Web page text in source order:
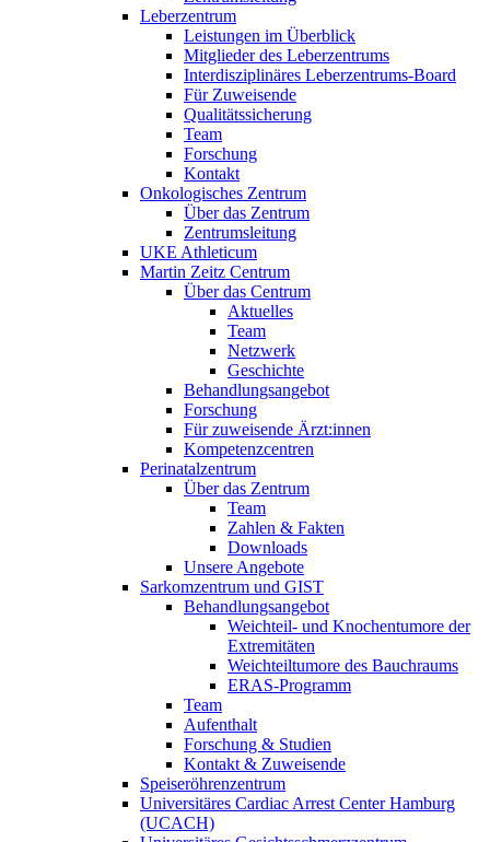
Leberzentrum
Leistungen im Überblick
Mitglieder des Leberzentrums
Interdisziplinäres Leberzentrums-Board
Für Zuweisende
Qualitätssicherung
Team
Forschung
Kontakt
Onkologisches Zentrum
Über das Zentrum
Zentrumsleitung
UKE Athleticum
Martin Zeitz Centrum
Über das Centrum
Aktuelles
Team
Netzwerk
Geschichte
Behandlungsangebot
Forschung
Für zuweisende Ärzt:innen
Kompetenzcentren
Perinatalzentrum
Über das Zentrum
Team
Zahlen & Fakten
Downloads
Unsere Angebote
Sarkomzentrum und GIST
Behandlungsangebot
Weichteil- und Knochentumore der
Extremitäten
Weichteiltumore des Bauchraums
ERAS-Programm
Team
Aufenthalt
Forschung & Studien
Kontakt & Zuweisende
Speiseröhrenzentrum
Universitäres Cardiac Arrest Center Hamburg
(UCACH)